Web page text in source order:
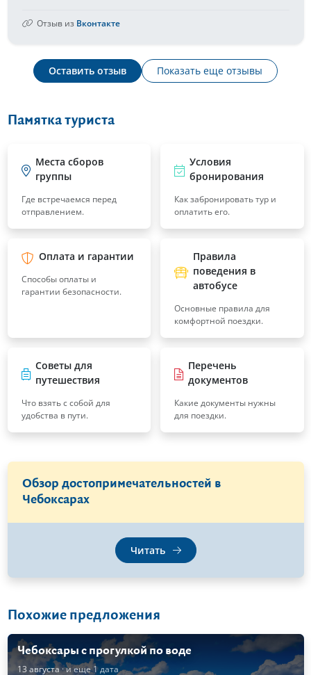
Отзыв из Вконтакте
Оставить отзыв Показать еще отзывы
Памятка туриста
Места сборов
группы
Где встречаемся перед
отправлением.
Условия
бронирования
Как забронировать тур и
оплатить его.
Оплата и гарантии
Способы оплаты и
гарантии безопасности.
Правила
поведения в
автобусе
Основные правила для
комфортной поездки.
Советы для
путешествия
Что взять с собой для
удобства в пути.
Перечень
документов
Какие документы нужны
для поездки.
Обзор достопримечательностей в
Чебоксарах
Читать
Похожие предложения
Чебоксары с прогулкой по воде
13 августа· и еще 1 дата